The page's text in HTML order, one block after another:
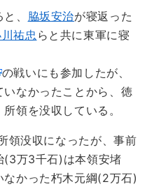
、 脇坂安治が寝返った
祐忠 らと共に東軍に寝
の戦いにも参加したが、
なかったことから、徳
領を没収している。
領没収になったが、事前
(3万3千石)は本領安堵
なかった朽木元綱(2万石)